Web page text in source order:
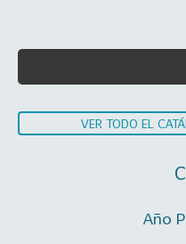
VER TODO EL
Año